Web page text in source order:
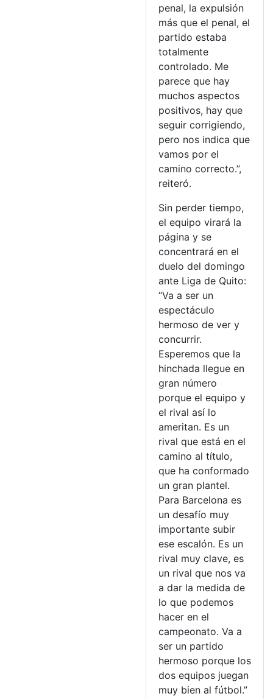
penal, la expulsión
más que el penal, el
partido estaba
totalmente
controlado. Me
parece que hay
muchos aspectos
positivos, hay que
seguir corrigiendo,
pero nos indica que
vamos por el
camino correcto.”,
reiteró.
Sin perder tiempo,
el equipo virará la
página y se
concentrará en el
duelo del domingo
ante Liga de Quito:
“Va a ser un
espectáculo
hermoso de ver y
concurrir.
Esperemos que la
hinchada llegue en
gran número
porque el equipo y
el rival así lo
ameritan. Es un
rival que está en el
camino al título,
que ha conformado
un gran plantel.
Para Barcelona es
un desafío muy
importante subir
ese escalón. Es un
rival muy clave, es
un rival que nos va
a dar la medida de
lo que podemos
hacer en el
campeonato. Va a
ser un partido
hermoso porque los
dos equipos juegan
muy bien al fútbol.”